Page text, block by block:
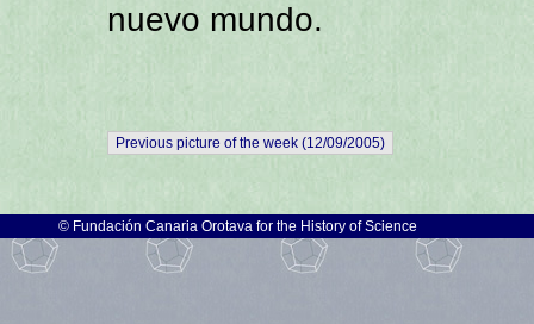
nuevo mundo.
Previous picture of the week (12/09/2005)
© Fundación Canaria Orotava for the History of Science